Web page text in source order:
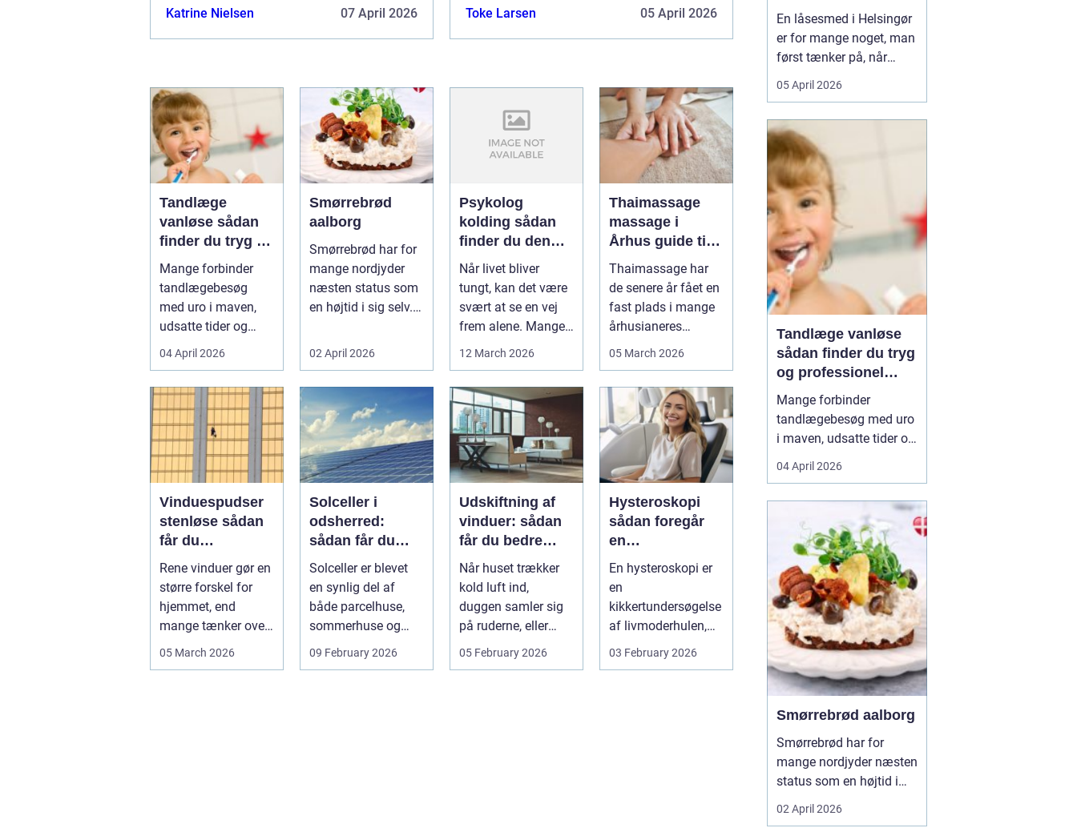
Katrine Nielsen 07 April 2026 Toke Larsen 05 April 2026
Tandlæge
vanløse sådan
finder du tryg og
professionel
tandpleje
Mange forbinder
tandlægebesøg
med uro i maven,
udsatte tider og
uoverskuelige priser.
Samtidig ved d...
04 April 2026
Smørrebrød
aalborg
Smørrebrød har for
mange nordjyder
næsten status som
en højtid i sig selv.
rugbrød me...
02 April 2026
Psykolog
kolding sådan
finder du den
rette hjælp
Når livet bliver
tungt, kan det være
svært at se en vej
frem alene. Mange i
Kolding og omegn
12 March 2026
Thaimassage
massage i
Århus guide til
afslapning,
smidighed og
bedre velvære
Thaimassage har
de senere år fået en
fast plads i mange
århusianeres
hverdag. Flere
05 March 2026
Vinduespudser
stenløse sådan
får du
skinnende rene
ruder året rundt
Rene vinduer gør en
større forskel for
hjemmet, end
mange tænker over.
Lyset falder
05 March 2026
Solceller i
odsherred:
sådan får du
mest ud af solen
Solceller er blevet
en synlig del af
både parcelhuse,
sommerhuse og
mindre erhverv i
Odsherred. Mang...
09 February 2026
Udskiftning af
vinduer: sådan
får du bedre
indeklima og
lavere
varmeregning
Når huset trækker
kold luft ind,
duggen samler sig
på ruderne, eller
varmeregninge...
05 February 2026
Hysteroskopi
sådan foregår
en
kikkertundersøg
else af
livmoderen
En hysteroskopi er
en
kikkertundersøgelse
af livmoderhulen,
hvor en læge
gennem skeden og
03 February 2026
En låsesmed i Helsingør
er for mange noget, man
først tænker på, når
uheldet er ude. Du står
foran hoveddøren,
køkkenbordet, eller låsen
har sat sig fast midt om
natten. Her er en kort
forklaring, som kan
hjælpe, når du søger
efter h...
05 April 2026
Tandlæge vanløse
sådan finder du tryg
og professionel
tandpleje
Mange forbinder
tandlægebesøg med uro
i maven, udsatte tider og
uoverskuelige priser.
Samtidig ved de fleste
mund er for både
helbred og velvære. Når
dusøger efter tandlæge
vanløs...
04 April 2026
Smørrebrød aalborg
Smørrebrød har for
mange nordjyder næsten
status som en højtid i
sig selv. Et godt stykke
rugbrød med sprød
02 April 2026